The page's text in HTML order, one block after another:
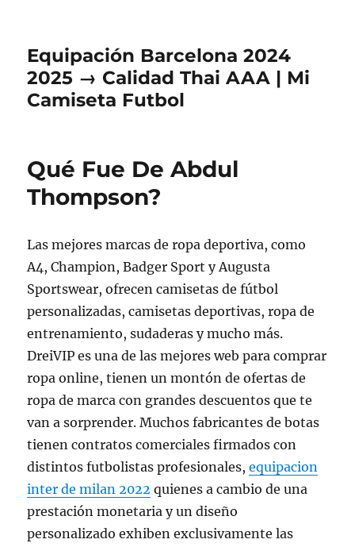
Equipación Barcelona 2024
2025 → Calidad Thai AAA | Mi
Camiseta Futbol
Qué Fue De Abdul
Thompson?
Las mejores marcas de ropa deportiva, como
A4, Champion, Badger Sport y Augusta
Sportswear, ofrecen camisetas de fútbol
personalizadas, camisetas deportivas, ropa de
entrenamiento, sudaderas y mucho más.
DreiVIP es una de las mejores web para comprar
ropa online, tienen un montón de ofertas de
ropa de marca con grandes descuentos que te
van a sorprender. Muchos fabricantes de botas
tienen contratos comerciales firmados con
distintos futbolistas profesionales,equipacion
inter de milan 2022 quienes a cambio de una
prestación monetaria y un diseño
personalizado exhiben exclusivamente las